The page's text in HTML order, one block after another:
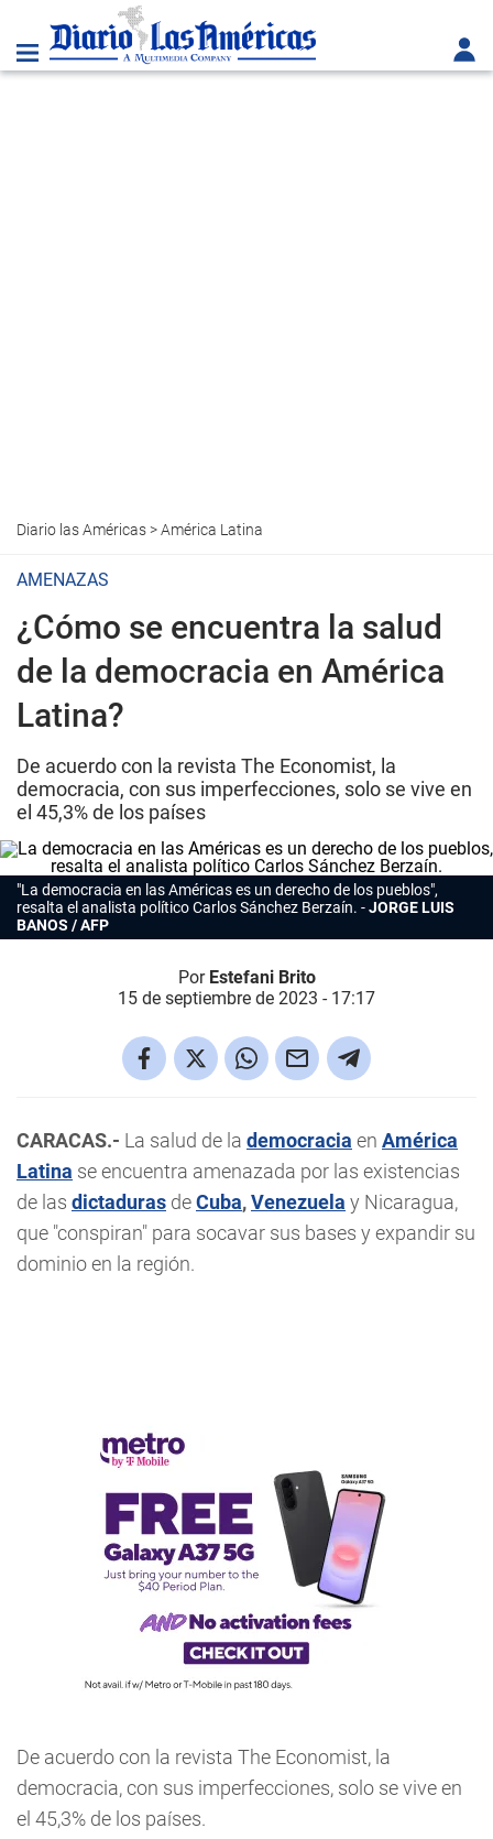
Diario las Américas>América Latina
AMENAZAS
¿Cómo se encuentra la salud
de la democracia en América
Latina?
De acuerdo con la revista The Economist, la
democracia, con sus imperfecciones, solo se vive en
el 45,3% de los países
"La democracia en las Américas es un derecho de los pueblos",
resalta el analista político Carlos Sánchez Berzaín.
JORGE LUIS
BANOS / AFP
Por Estefani Brito
15 de septiembre de 2023 - 17:17
CARACAS.- La salud de la democracia en América
Latina se encuentra amenazada por las existencias
de las dictaduras deCuba,Venezuela y Nicaragua,
que "conspiran" para socavar sus bases y expandir su
dominio en la región.
De acuerdo con la revista The Economist, la
democracia, con sus imperfecciones, solo se vive en
el 45,3% de los países.